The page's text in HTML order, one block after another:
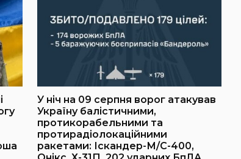
У ніч на 09 серпня ворог атакував
Україну балістичними,
протикорабельними та
протирадіолокаційними
ракетами: Іскандер-М/С-400,